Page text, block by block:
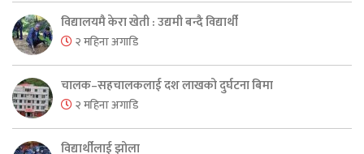
विद्यालयमै केरा खेती : उद्यमी बन्दै विद्यार्थी
२ महिना अगाडि
चालक–सहचालकलाई दश लाखको दुर्घटना बिमा
२ महिना अगाडि
विद्यार्थीलाई झोला